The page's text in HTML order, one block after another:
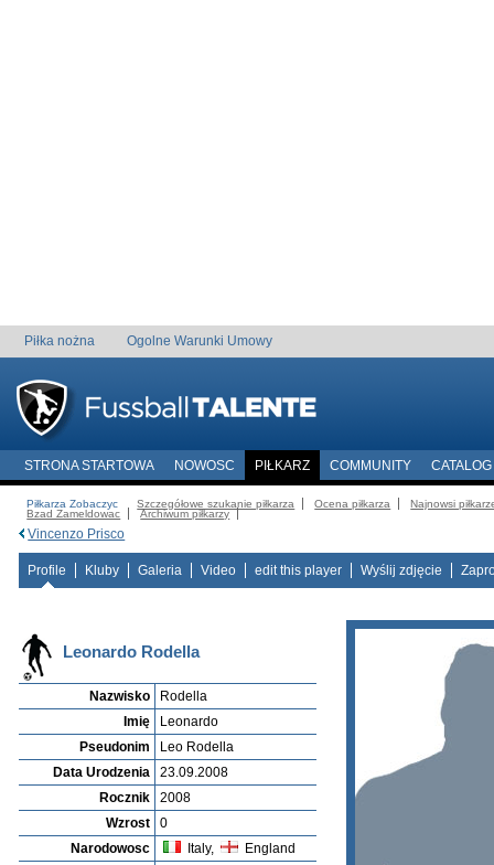
Piłka nożna Ogolne Warunki Umowy
STRONA STARTOWA NOWOSC PIŁKARZ COMMUNITY CATALOG
Piłkarza Zobaczyc Szczegółowe szukanie piłkarza Ocena piłkarza
Najnowsi
Bzad Zameldowac
Archiwum piłkarzy
Vincenzo Prisco
Profile Kluby Galeria Video edit this player Wyślij zdjęcie
Leonardo Rodella
Nazwisko
Rodella
Imię
Leonardo
Pseudonim
Leo Rodella
Data Urodzenia
23.09.2008
Rocznik
2008
Wzrost
0
Narodowosc
Italy,
England